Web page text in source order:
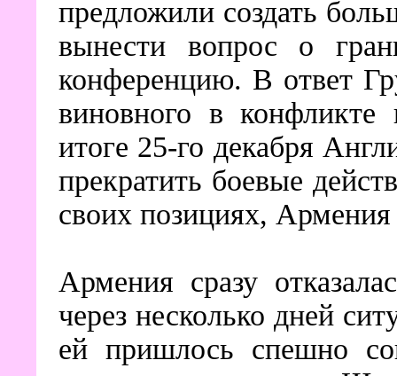
предложили создать
вынести вопрос о
конференцию. В ответ
виновного в конфликте
итоге 25-го декабря
прекратить боевые
своих позициях,
Армения сразу
через несколько дней
ей пришлось спешно